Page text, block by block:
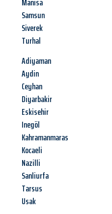
Samsun
Siverek
Turhal
Adiyaman
Aydin
Ceyhan
Diyarbakir
Eskisehir
Inegöl
Kahramanmaras
Kocaeli
Nazilli
Sanliurfa
Tarsus
Usak